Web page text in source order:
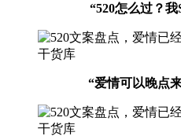
“520怎么过？
“爱情可以晚点